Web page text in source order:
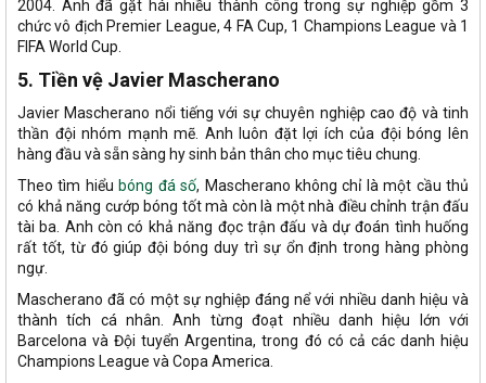
2004. Anh đã gặt hái nhiều thành công trong sự nghiệp gồm 3
chức vô địch Premier League, 4 FA Cup, 1 Champions League và 1
FIFA World Cup.
5. Tiền vệ Javier Mascherano
Javier Mascherano nổi tiếng với sự chuyên nghiệp cao độ và tinh
thần đội nhóm mạnh mẽ. Anh luôn đặt lợi ích của đội bóng lên
hàng đầu và sẵn sàng hy sinh bản thân cho mục tiêu chung.
Theo tìm hiểu bóng đá số, Mascherano không chỉ là một cầu thủ
có khả năng cướp bóng tốt mà còn là một nhà điều chỉnh trận đấu
tài ba. Anh còn có khả năng đọc trận đấu và dự đoán tình huống
rất tốt, từ đó giúp đội bóng duy trì sự ổn định trong hàng phòng
ngự.
Mascherano đã có một sự nghiệp đáng nể với nhiều danh hiệu và
thành tích cá nhân. Anh từng đoạt nhiều danh hiệu lớn với
Barcelona và Đội tuyển Argentina, trong đó có cả các danh hiệu
Champions League và Copa America.